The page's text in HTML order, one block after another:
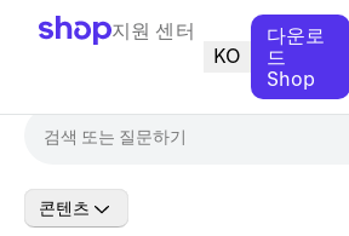
지원 센터
KO
다운로
드
Shop
콘텐츠